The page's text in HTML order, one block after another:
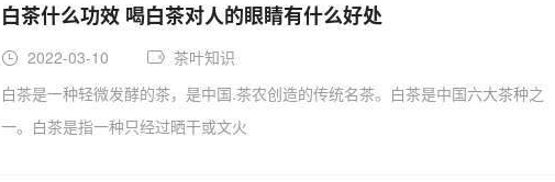
白茶什么功效 喝白茶对人的眼睛有什么好处
2022-03-10
茶叶知识
白茶是一种轻微发酵的茶，是中国.茶农创造的传统名茶。白茶是中国六大茶种之
一。白茶是指一种只经过晒干或文火